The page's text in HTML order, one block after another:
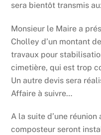
sera bientôt transmis
Monsieur le Maire a
Cholley d’un montant
travaux pour
cimetière, qui est trop
Un autre devis sera
Affaire à suivre…
A la suite d’une
composteur seront